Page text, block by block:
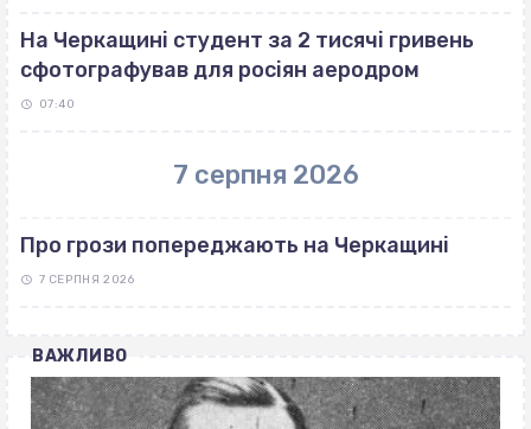
На Черкащині студент за 2 тисячі гривень
сфотографував для росіян аеродром
07:40
7 серпня 2026
Про грози попереджають на Черкащині
7 СЕРПНЯ 2026
ВАЖЛИВО